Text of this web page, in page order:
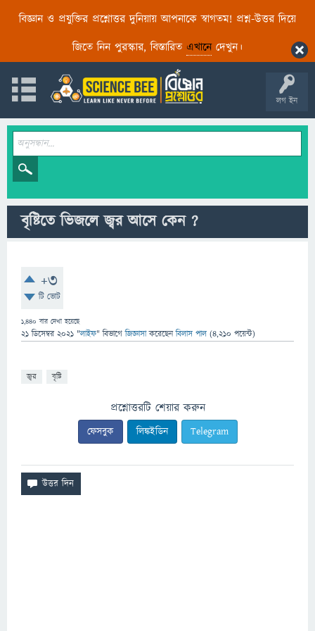
বিজ্ঞান ও প্রযুক্তির প্রশ্নোত্তর দুনিয়ায় আপনাকে স্বাগতম! প্রশ্ন-উত্তর দিয়ে
জিতে নিন পুরস্কার, বিস্তারিত এখানেদেখুন।
লগ ইন
বৃষ্টিতে ভিজলে জ্বর আসে কেন ?
+3
টি ভোট
1,440 বার দেখা হয়েছে
21 ডিসেম্বর 2021 "লাইফ" বিভাগে জিজ্ঞাসাকরেছেনবিলাস পাল (4,210 পয়েন্ট)
জ্বর বৃষ্টি
প্রশ্নোত্তরটি শেয়ার করুন
ফেসবুক লিঙ্কইডিন Telegram